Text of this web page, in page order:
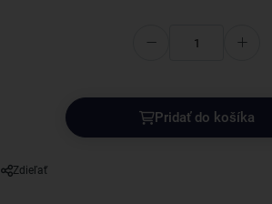
Pridať do košíka
Zdieľať